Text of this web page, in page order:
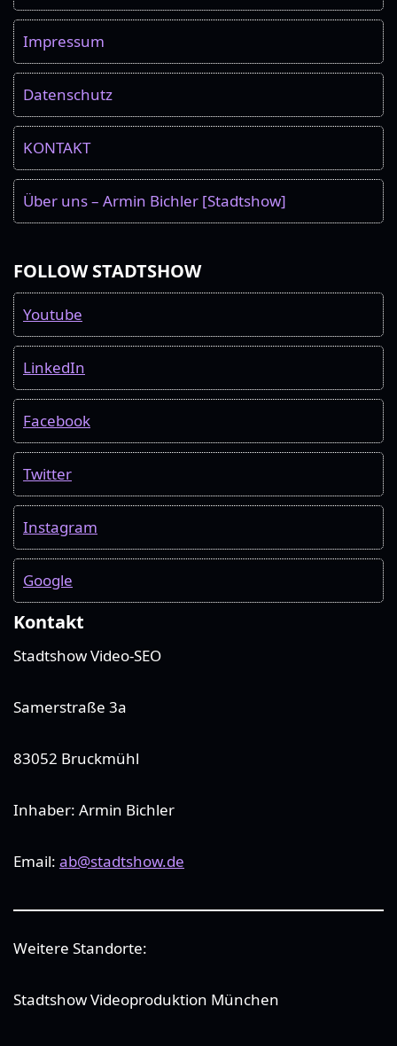
Impressum
Datenschutz
KONTAKT
Über uns – Armin Bichler [Stadtshow]
FOLLOW STADTSHOW
Youtube
LinkedIn
Facebook
Twitter
Instagram
Google
Kontakt
Stadtshow Video-SEO
Samerstraße 3a
83052 Bruckmühl
Inhaber: Armin Bichler
Email: ab@stadtshow.de
Weitere Standorte:
Stadtshow Videoproduktion München